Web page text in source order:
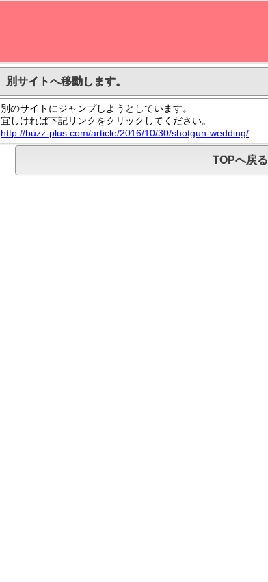
別サイトへ移動します。
別のサイトにジャンプしようとしています。
宜しければ下記リンクをクリックしてください。
http://buzz-plus.com/article/2016/10/30/shotgun-wedding/
TOPへ戻る